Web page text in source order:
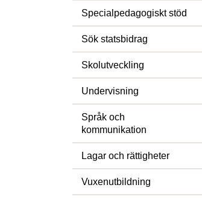
Specialpedagogiskt stöd
Sök statsbidrag
Skolutveckling
Undervisning
Språk och
kommunikation
Lagar och rättigheter
Vuxenutbildning